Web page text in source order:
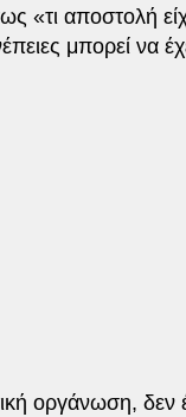
«τι αποστολή
μπορεί να
οργάνωση, δεν